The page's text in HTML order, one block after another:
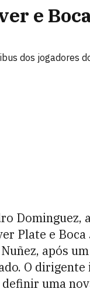
e
dos jogadores
Dominguez,
Plate e Boca
após
O dirigente
uma